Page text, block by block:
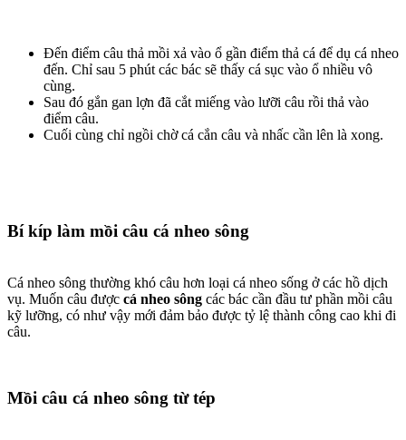
Đến điểm câu thả mồi xả vào ổ gần điểm thả cá để dụ cá nheo
đến. Chỉ sau 5 phút các bác sẽ thấy cá sục vào ổ nhiều vô
cùng.
Sau đó gắn gan lợn đã cắt miếng vào lưỡi câu rồi thả vào
điểm câu.
Cuối cùng chỉ ngồi chờ cá cắn câu và nhấc cần lên là xong.
Bí kíp làm mồi câu cá nheo sông
Cá nheo sông thường khó câu hơn loại cá nheo sống ở các hồ dịch
vụ. Muốn câu được cá nheo sông các bác cần đầu tư phần mồi câu
kỹ lưỡng, có như vậy mới đảm bảo được tỷ lệ thành công cao khi đi
câu.
Mồi câu cá nheo sông từ tép